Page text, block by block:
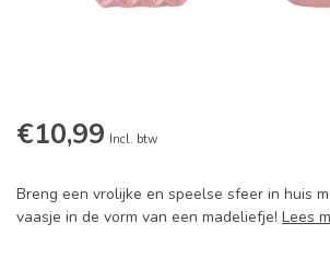
€10,99 Incl. btw
Breng een vrolijke en speelse sfeer in huis
vaasje in de vorm van een madeliefje! Lees